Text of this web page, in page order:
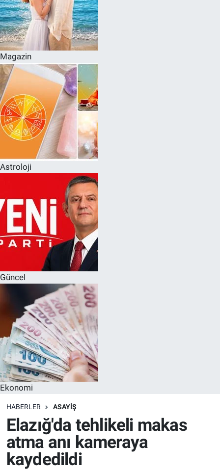
Magazin
Astroloji
Güncel
Ekonomi
HABERLER ASAYIŞ
Elazığ'da tehlikeli makas
atma anı kameraya
kaydedildi